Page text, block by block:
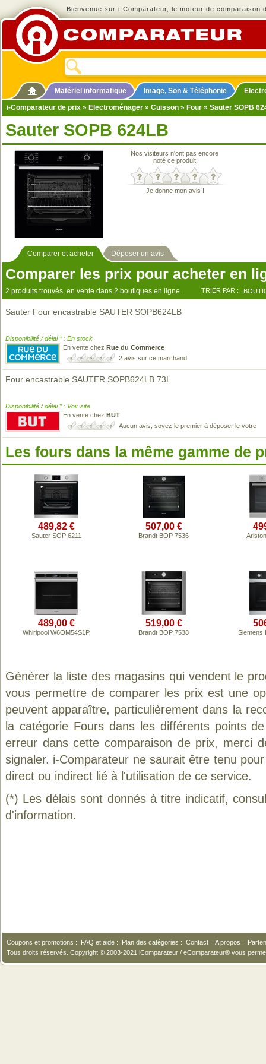
Bienvenue sur i-Comparateur, le moteur de comparaison
Matériel informatique Image, Son & Téléphonie
i-Comparateur de prix » Electroménager » Cuisson » Four » Sauter SOPB
Sauter SOPB 624LB
Nos visiteurs n'ont pas encore
noté ce produit
Je donne mon avis !
Comparer et acheter Déposer un avis
Comparer les prix pour acheter en
2 produits trouvés, en vente dans 2 boutiques en ligne. TRIER PAR :
Sauter Four encastrable SAUTER SOPB624LB
Disponibilité / délai * : En stock
En vente chez Rue du Commerce
2 avis sur ce marchand
Four encastrable SAUTER SOPB624LB 73L
Disponibilité / délai * : Voir site
En vente chez BUT
Aucun avis, soyez le premier à déposer le votre
Les fours dans la même gamme de
489,82 €
Sauter SOP 6211
507,00 €
Brandt BOP 7536
489,00 €
Whirlpool W6OM54S1P
519,00 €
Brandt BOP 7538 Siemens
Générer la liste des magasins qui vendent le
vous permettre de comparer les prix est une
peuvent apparaître, particulièrement dans la
la catégorie Foursdans les différents points
erreur dans cette comparaison de prix, merci
signaler. i-Comparateur ne saurait être tenu
direct ou indirect lié à l'utilisation de ce service.
(*) Les délais sont donnés à titre indicatif,
d'information.
Coupons et promotions :: FAQ et aide :: Plan des catégories :: Contact :: A propos ::
Tous droits réservés. Copyright © 2003-2021 iComparateur / eComparateur® vous